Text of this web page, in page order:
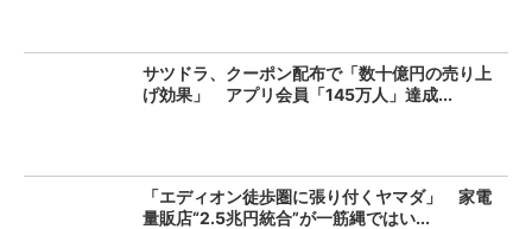
サツドラ、クーポン配布で「数十億円の売り上
げ効果」 アプリ会員「145万人」達成...
「エディオン徒歩圏に張り付くヤマダ」 家電
量販店“2.5兆円統合”が一筋縄ではい...